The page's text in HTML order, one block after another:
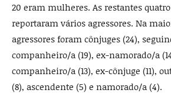
20 eram mulheres. As restantes
reportaram vários agressores. Na
agressores foram cônjuges (24),
companheiro/a (19), ex-namorado/a
companheiro/a (13), ex-cônjuge (11),
(8), ascendente (5) e namorado/a (4).